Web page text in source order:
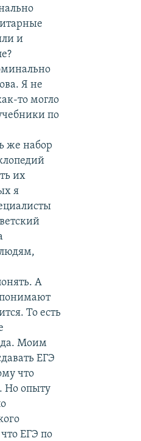
и
Я не
то могло
по
же набор
их
я
А
То есть
да. Моим
ЕГЭ
что
Но опыту
ЕГЭ по